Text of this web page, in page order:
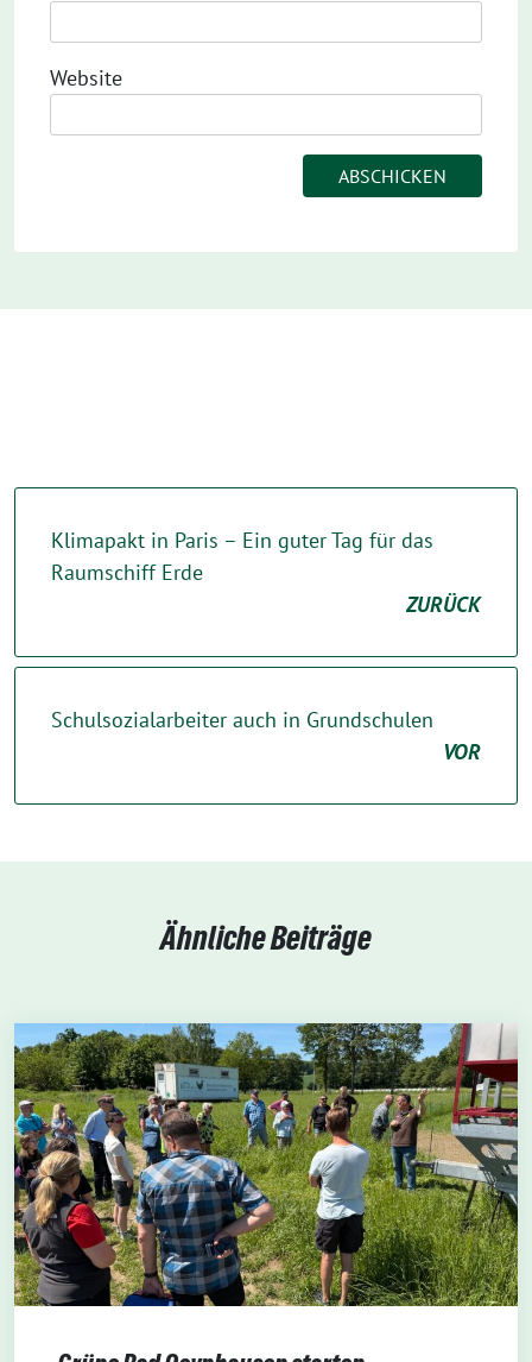
Website
Klimapakt in Paris – Ein guter Tag für das
Raumschiff Erde
ZURÜCK
Schulsozialarbeiter auch in Grundschulen
VOR
Ähnliche Beiträge